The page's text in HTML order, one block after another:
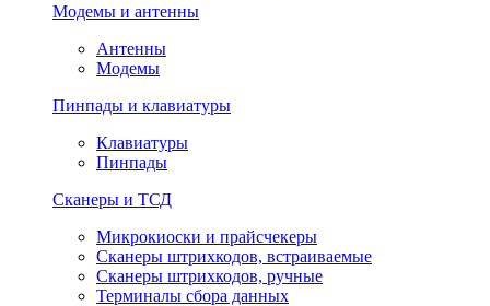
Модемы и антенны
Антенны
Модемы
Пинпады и клавиатуры
Клавиатуры
Пинпады
Сканеры и ТСД
Микрокиоски и прайсчекеры
Сканеры штрихкодов, встраиваемые
Сканеры штрихкодов, ручные
Терминалы сбора данных